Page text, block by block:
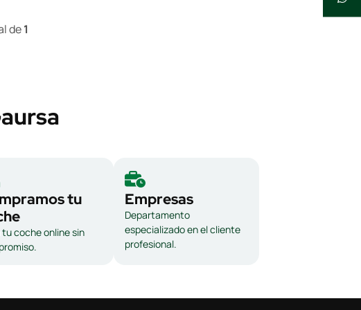
de1
tu
tu coche online sin
Empresas
Departamento
especializado en el cliente
profesional.